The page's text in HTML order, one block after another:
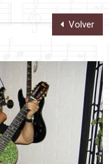
Volver